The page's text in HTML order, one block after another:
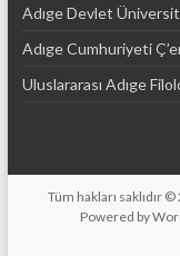
Adıge Devlet
Adıge Cumhuriyeti
Uluslararası Adıge
Tüm hakları saklıdır
Powered by